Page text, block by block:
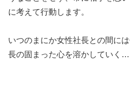
に考えて行動します。
いつのまにか女性社長との間に
長の固まった心を溶かしていく